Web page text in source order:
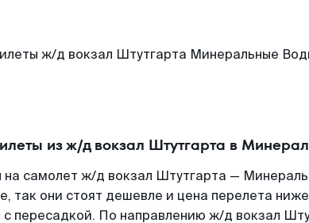
из ж/д вокзал Штутгарта в
на самолет ж/д вокзал Штутгарта —
так они стоят дешевле и цена перелета
с пересадкой. По направлению ж/д вокзал